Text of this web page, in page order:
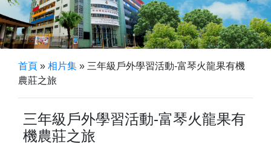
首頁 » 相片集 » 三年級戶外學習活動-富琴火龍果有機
農莊之旅
三年級戶外學習活動-富琴火龍果有
機農莊之旅